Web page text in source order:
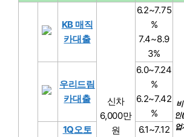
KB 매직
카대출
신차
6,000만
원
6.2~7.75
%
7.4~8.9
3%
우리드림
카대출
6.0~7.24
%
6.2~7.42
%
1Q오토
6.1~7.12